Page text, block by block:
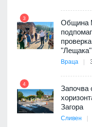
3
Община
"Лещака"
Враца
4
Започва
Загора
Сливен